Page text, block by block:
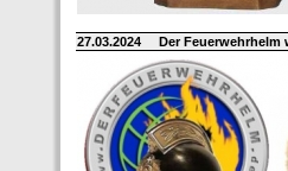
27.03.2024 Der